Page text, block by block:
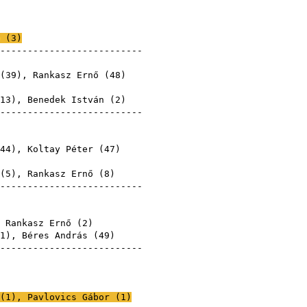
( 3 )
( 39 ), Rankasz Ernő ( 48 )
13 ), Benedek István ( 2 )
44), Koltay Péter ( 47 )
( 5 ), Rankasz Ernő ( 8 )
Ernő ( 2 )
), Béres András ( 49 )
( 1 ), Pavlovics Gábor ( 1 )